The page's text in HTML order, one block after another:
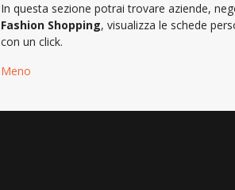
In questa sezione potrai trovare aziende,
Fashion Shopping, visualizza le schede
con un click.
Meno